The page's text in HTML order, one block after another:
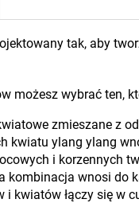
tak, aby
możesz wybrać ten,
zmieszane z
kwiatu ylang ylang
i korzennych
kombinacja wnosi do
i kwiatów łączy się w